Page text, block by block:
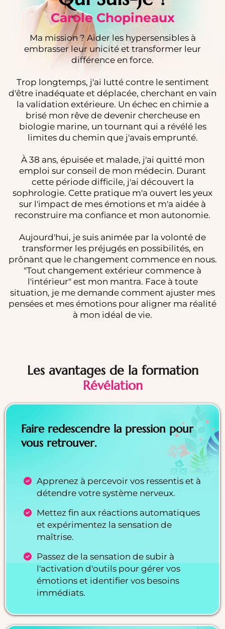
Carole Chopineaux
Ma mission ? Aider les hypersensibles à
embrasser leur unicité et transformer leur
différence en force.
Trop longtemps, j'ai lutté contre le sentiment
d'être inadéquate et déplacée, cherchant en vain
la validation extérieure. Un échec en chimie a
brisé mon rêve de devenir chercheuse en
biologie marine, un tournant qui a révélé les
limites du chemin que j'avais emprunté.
À 38 ans, épuisée et malade, j'ai quitté mon
emploi sur conseil de mon médecin. Durant
cette période difficile, j'ai découvert la
sophrologie. Cette pratique m'a ouvert les yeux
sur l'impact de mes émotions et m'a aidée à
reconstruire ma confiance et mon autonomie.
Aujourd'hui, je suis animée par la volonté de
transformer les préjugés en possibilités, en
prônant que le changement commence en nous.
"Tout changement extérieur commence à
l'intérieur" est mon mantra. Face à toute
situation, je me demande comment ajuster mes
pensées et mes émotions pour aligner ma réalité
à mon idéal de vie.
Les avantages de la formation
Révélation
Faire redescendre la pression pour
vous retrouver.
Apprenez à percevoir vos ressentis et à
détendre votre système nerveux.
Mettez fin aux réactions automatiques
et expérimentez la sensation de
maîtrise.
Passez de la sensation de subir à
l'activation d'outils pour gérer vos
émotions et identifier vos besoins
immédiats.